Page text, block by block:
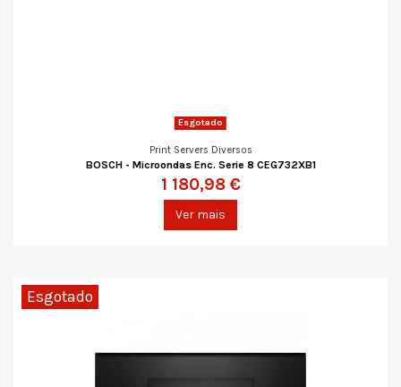
Esgotado
Print Servers Diversos
BOSCH - Microondas Enc. Serie 8 CEG732XB1
1 180,98 €
Ver mais
Esgotado